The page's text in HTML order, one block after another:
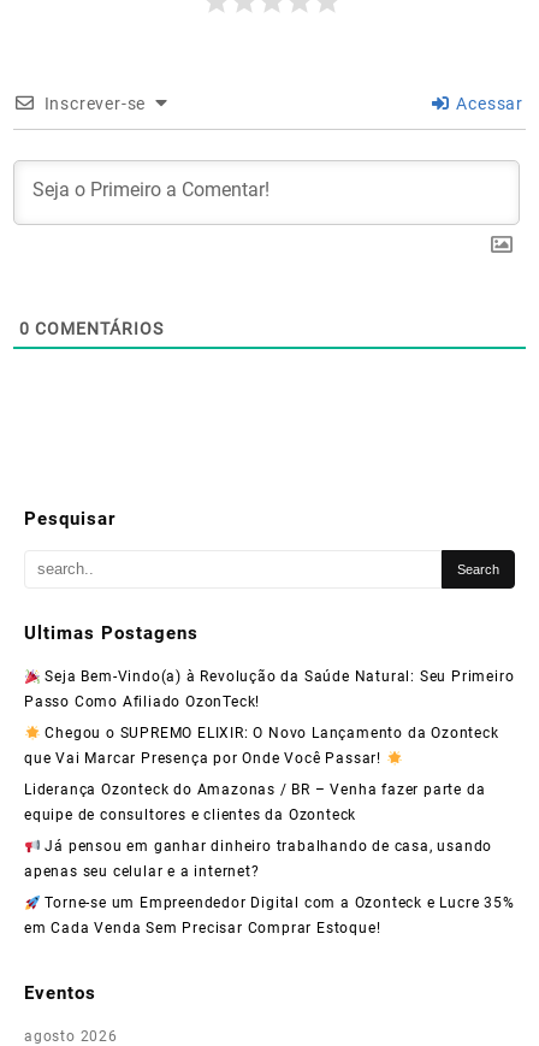
Inscrever-se Acessar
0 COMENTÁRIOS
Pesquisar
Ultimas Postagens
Seja Bem-Vindo(a) à Revolução da Saúde Natural: Seu Primeiro
Passo Como Afiliado OzonTeck!
Chegou o SUPREMO ELIXIR: O Novo Lançamento da Ozonteck
que Vai Marcar Presença por Onde Você Passar!
Liderança Ozonteck do Amazonas / BR – Venha fazer parte da
equipe de consultores e clientes da Ozonteck
Já pensou em ganhar dinheiro trabalhando de casa, usando
apenas seu celular e a internet?
Torne-se um Empreendedor Digital com a Ozonteck e Lucre 35%
em Cada Venda Sem Precisar Comprar Estoque!
Eventos
agosto 2026